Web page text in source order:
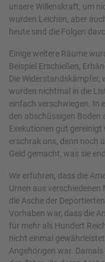
unsere Willenskraft, um
wurden Leichen, aber
heute sind die Folgen
Einige weitere Räume
Beispiel Erschießen,
Die Widerstandskämpfer,
wurden nichtmal in die
einfach verschwiegen. In
den abschüssigen Boden
Exekutionen gut
erschrak uns, denn noch
Geld gemacht, was sie
Wir erfuhren, dass die
Urnen aus
die Asche der
Vorhaben war, dass die
für mehr als Hundert
nicht einmal
Angehörigen war.